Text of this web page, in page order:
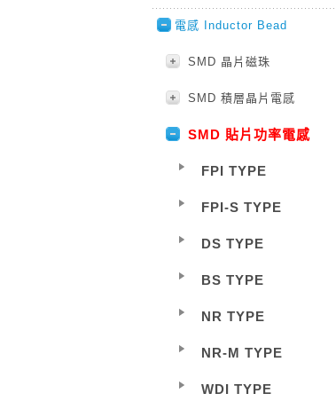
電感 Inductor Bead
SMD 晶片磁珠
SMD 積層晶片電感
SMD 貼片功率電感
FPI TYPE
FPI-S TYPE
DS TYPE
BS TYPE
NR TYPE
NR-M TYPE
WDI TYPE